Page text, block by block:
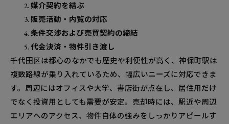
媒介契約を結ぶ
販売活動・内覧の対応
条件交渉および売買契約の締結
代金決済・物件引き渡し
千代田区は都心のなかでも歴史や利便性が高く、神保町駅は
複数路線が乗り入れているため、幅広いニーズに対応できま
す。周辺にはオフィスや大学、書店街が点在し、居住用だけ
でなく投資用としても需要が安定。売却時には、駅近や周辺
エリアへのアクセス、物件自体の強みをしっかりアピールす